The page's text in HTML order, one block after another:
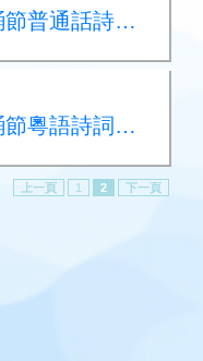
第七十一屆香港學校朗誦節普通話詩詞集誦亞軍
第七十一屆香港學校朗誦節粵語詩詞集誦冠軍
上一頁 1 2 下一頁